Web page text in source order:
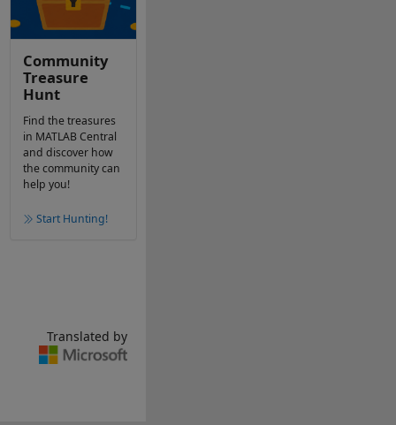
Community
Treasure
Hunt
Find the treasures
in MATLAB Central
and discover how
the community can
help you!
Start Hunting!
Translated by